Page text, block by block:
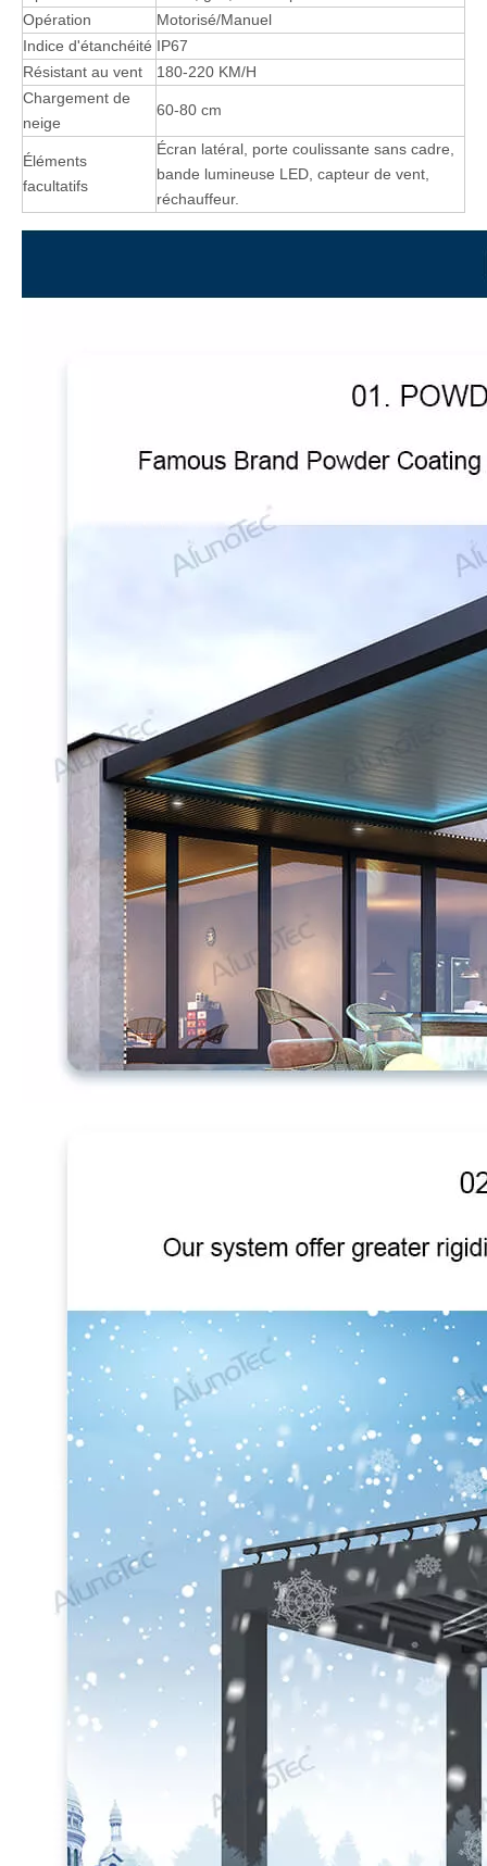
Opération
Motorisé/Manuel
Indice d'étanchéité IP67
Résistant au vent
180-220 KM/H
Chargement de
neige
60-80 cm
Éléments
facultatifs
Écran latéral, porte coulissante sans cadre,
bande lumineuse LED, capteur de vent,
réchauffeur.